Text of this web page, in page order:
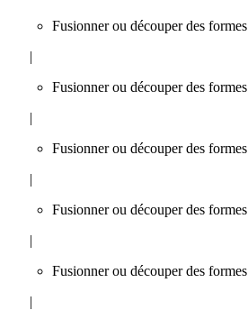
Fusionner ou découper des formes
|
Fusionner ou découper des formes
|
Fusionner ou découper des formes
|
Fusionner ou découper des formes
|
Fusionner ou découper des formes
|